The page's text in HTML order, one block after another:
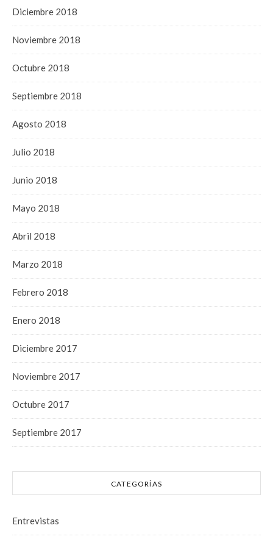
Diciembre 2018
Noviembre 2018
Octubre 2018
Septiembre 2018
Agosto 2018
Julio 2018
Junio 2018
Mayo 2018
Abril 2018
Marzo 2018
Febrero 2018
Enero 2018
Diciembre 2017
Noviembre 2017
Octubre 2017
Septiembre 2017
CATEGORÍAS
Entrevistas